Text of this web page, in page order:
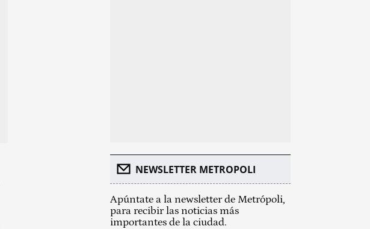
NEWSLETTER METROPOLI
Apúntate a la newsletter de Metrópoli,
para recibir las noticias más
importantes de la ciudad.